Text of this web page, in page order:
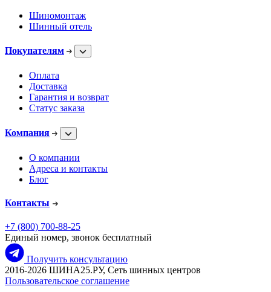
Шиномонтаж
Шинный отель
Покупателям
Оплата
Доставка
Гарантия и возврат
Статус заказа
Компания
О компании
Адреса и контакты
Блог
Контакты
+7 (800) 700-88-25
Единый номер, звонок бесплатный
Получить консультацию
2016-2026 ШИНА25.РУ, Сеть шинных центров
Пользовательское соглашение